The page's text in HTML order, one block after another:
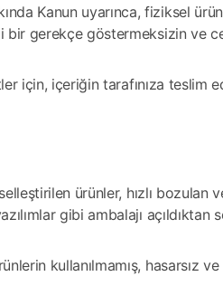
Kanun uyarınca, fiziksel ürün
gerekçe göstermeksizin ve
için, içeriğin tarafınıza teslim
ürünler, hızlı bozulan
gibi ambalajı
kullanılmamış, hasarsız